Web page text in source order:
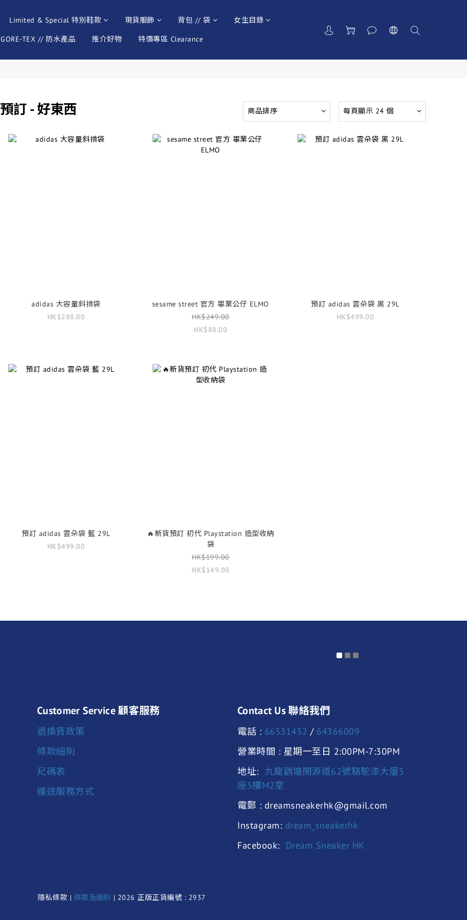
Limited & Special 特別鞋款 現貨服飾 背包 // 袋 女生目錄
GORE-TEX // 防水產品 推介好物 特價專區 Clearance
預訂 - 好東西 商品排序 每頁顯示 24 個
adidas 大容量斜掯袋
HK$288.00
sesame street 官方 畢業公仔 ELMO
HK$249.00
HK$88.00
預訂 adidas 雲朵袋 黑 29L
HK$499.00
預訂 adidas 雲朵袋 藍 29L
HK$499.00
🔥新貨預訂 初代 Playstation 造型收納
袋
HK$199.00
HK$149.00
Customer Service 顧客服務
退換貨政策
條款細則
尺碼表
運送服務方式
Contact Us 聯絡我們
電話 : 66531452 / 64366009
營業時間 : 星期一至日 2:00PM-7:30PM
地址:
九龍觀塘開源道62號駱駝漆大廈3
座5樓M2室
電郵 : dreamsneakerhk@gmail.com
Instagram: dream_sneakerhk
Facebook: Dream Sneaker HK
隱私條款 | 條款及細則 | 2026 正版正貨編號 : 2937